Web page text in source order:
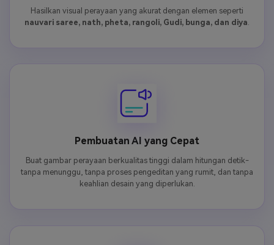
Hasilkan visual perayaan yang akurat dengan elemen seperti
nauvari saree, nath, pheta, rangoli, Gudi, bunga, dan diya
Pembuatan AI yang Cepat
Buat gambar perayaan berkualitas tinggi dalam hitungan detik-
tanpa menunggu, tanpa proses pengeditan yang rumit, dan tanpa
keahlian desain yang diperlukan.